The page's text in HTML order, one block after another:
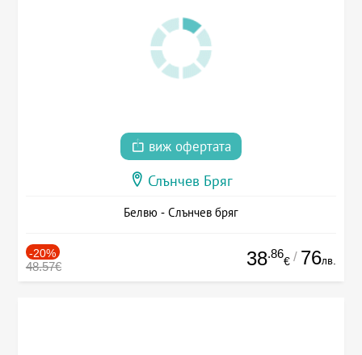
виж офертата
Слънчев Бряг
Белвю - Слънчев бряг
-20%
48.57€ 38.86
€ / 76лв.